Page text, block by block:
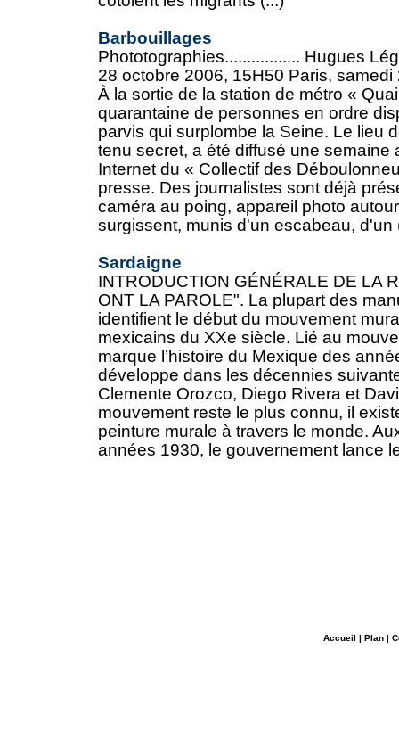
Barbouillages
Phototographies................. Hugues
28 octobre 2006, 15H50 Paris,
À la sortie de la station de métro «
quarantaine de personnes en ordre
parvis qui surplombe la Seine. Le lieu
tenu secret, a été diffusé une semaine
Internet du « Collectif des
presse. Des journalistes sont déjà
caméra au poing, appareil photo
surgissent, munis d'un escabeau, d'un
Sardaigne
INTRODUCTION GÉNÉRALE DE LA
ONT LA PAROLE". La plupart des
identifient le début du mouvement
mexicains du XXe siècle. Lié au
marque l’histoire du Mexique des
développe dans les décennies
Clemente Orozco, Diego Rivera et
mouvement reste le plus connu, il
peinture murale à travers le monde.
années 1930, le gouvernement lance
Accueil | Plan|